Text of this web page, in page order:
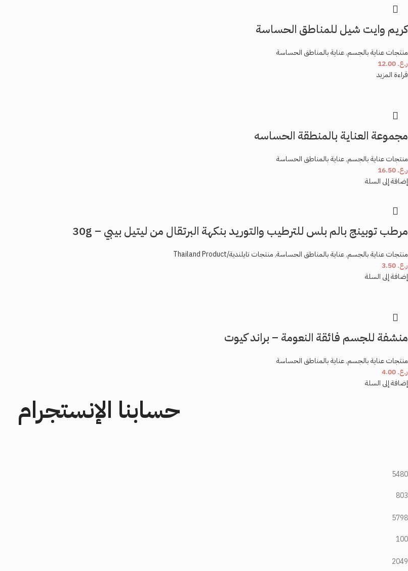
كريم وايت شيل للمناطق الحساسة
منتجات عناية بالجسم,عناية بالمناطق الحساسة
ر.ع.
قراءة المزيد
مجموعة العناية بالمنطقة الحساسه
منتجات عناية بالجسم,عناية بالمناطق الحساسة
ر.ع.
إضافة إلى السلة
مرطب توبينج بالم بلس للترطيب والتوريد بنكهة البرتقال من ليتيل بيبي – 30g
منتجات عناية بالجسم,عناية بالمناطق الحساسة, منتجات تايلندية/Thailand Product
ر.ع.
إضافة إلى السلة
منشفة للجسم فائقة النعومة – براند كيوت
منتجات عناية بالجسم,عناية بالمناطق الحساسة
ر.ع.
إضافة إلى السلة
حسابنا الإنستجرام
5480
803
5798
100
2049